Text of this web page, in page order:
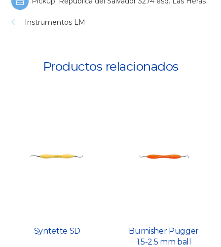
Instrumentos LM
Productos relacionados
Syntette SD
Burnisher Pugger
1.5-2.5 mm ball